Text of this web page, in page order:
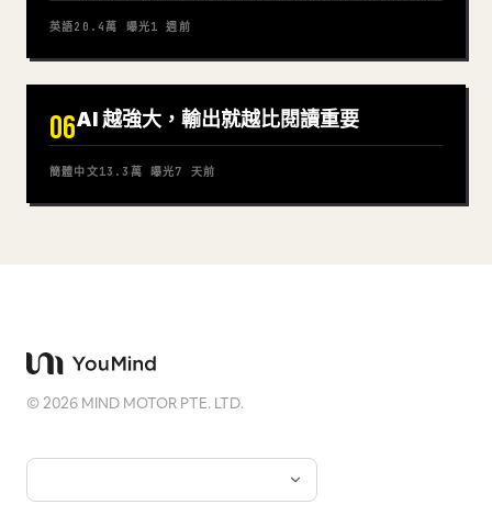
英語20.4萬 曝光1 週前
06AI 越強大，輸出就越比閱讀重要
簡體中文13.3萬 曝光7 天前
©2026 MIND MOTOR PTE. LTD.